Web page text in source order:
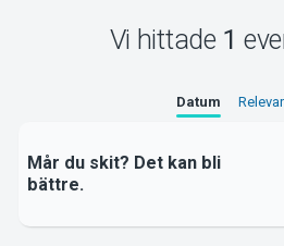
Om
Vi hittade 1
Datum
Mår du skit? Det kan bli
bättre.